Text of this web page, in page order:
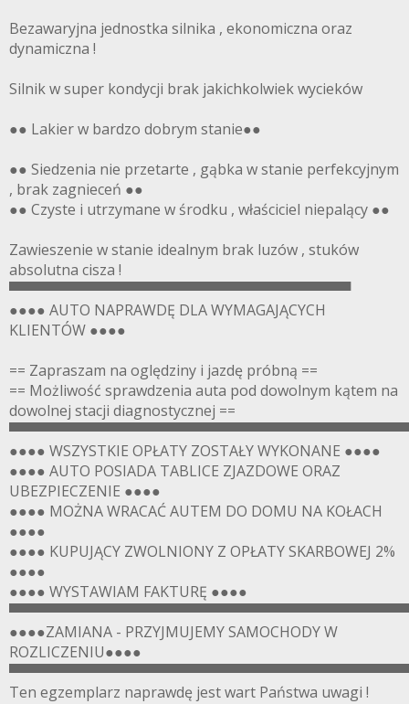
Bezawaryjna jednostka silnika , ekonomiczna oraz
dynamiczna !
Silnik w super kondycji brak jakichkolwiek wycieków
●● Lakier w bardzo dobrym stanie●●
●● Siedzenia nie przetarte , gąbka w stanie perfekcyjnym
, brak zagnieceń ●●
●● Czyste i utrzymane w środku , właściciel niepalący ●●
Zawieszenie w stanie idealnym brak luzów , stuków
absolutna cisza !
▀▀▀▀▀▀▀▀▀▀▀▀▀▀▀▀▀▀▀▀▀▀▀▀▀▀▀▀▀▀▀▀▀▀
●●●● AUTO NAPRAWDĘ DLA WYMAGAJĄCYCH
KLIENTÓW ●●●●
== Zapraszam na oględziny i jazdę próbną ==
== Możliwość sprawdzenia auta pod dowolnym kątem na
dowolnej stacji diagnostycznej ==
●●●● WSZYSTKIE OPŁATY ZOSTAŁY WYKONANE ●●●●
●●●● AUTO POSIADA TABLICE ZJAZDOWE ORAZ
UBEZPIECZENIE ●●●●
●●●● MOŻNA WRACAĆ AUTEM DO DOMU NA KOŁACH
●●●●
●●●● KUPUJĄCY ZWOLNIONY Z OPŁATY SKARBOWEJ 2%
●●●●
●●●● WYSTAWIAM FAKTURĘ ●●●●
●●●●ZAMIANA - PRZYJMUJEMY SAMOCHODY W
ROZLICZENIU●●●●
Ten egzemplarz naprawdę jest wart Państwa uwagi !